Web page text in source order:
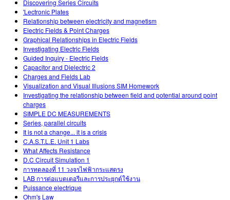
Discovering Series Circuits
'Lectronic Plates
Relationship between electricity and magnetism
Electric Fields & Point Charges
Graphical Relationships in Electric Fields
Investigating Electric Fields
Guided Inquiry - Electric Fields
Capacitor and Dielectric 2
Charges and Fields Lab
Visualization and Visual Illusions SIM Homework
Investigating the relationship between field and potential around point
charges
SIMPLE DC MEASUREMENTS
Series, parallel circuits
It is not a change... it is a crisis
C.A.S.T.L.E. Unit 1 Labs
What Affects Resistance
D.C Circuit Simulation 1
การทดลองที่ 11 วงจรไฟฟ้ากระแสตรง
LAB การต่อแบตเตอรีและการประยุกต์ใช้งาน
Puissance electrique
Ohm's Law